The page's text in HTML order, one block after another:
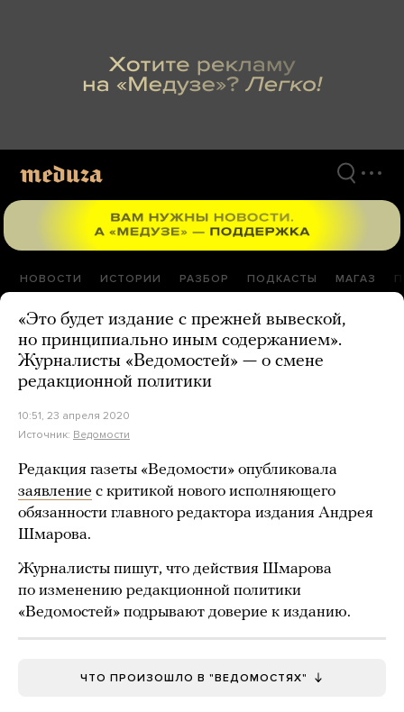
НОВОСТИ ИСТОРИИ РАЗБОР ПОДКАСТЫ МАГАЗ
«Это будет издание с прежней вывеской,
но принципиально иным содержанием».
Журналисты «Ведомостей» — о смене
редакционной политики
10:51, 23 апреля 2020
Источник: Ведомости
Редакция газеты «Ведомости» опубликовала
заявление с критикой нового исполняющего
обязанности главного редактора издания Андрея
Шмарова.
Журналисты пишут, что действия Шмарова
по изменению редакционной политики
«Ведомостей» подрывают доверие к изданию.
ЧТО ПРОИЗОШЛО В "ВЕДОМОСТЯХ"